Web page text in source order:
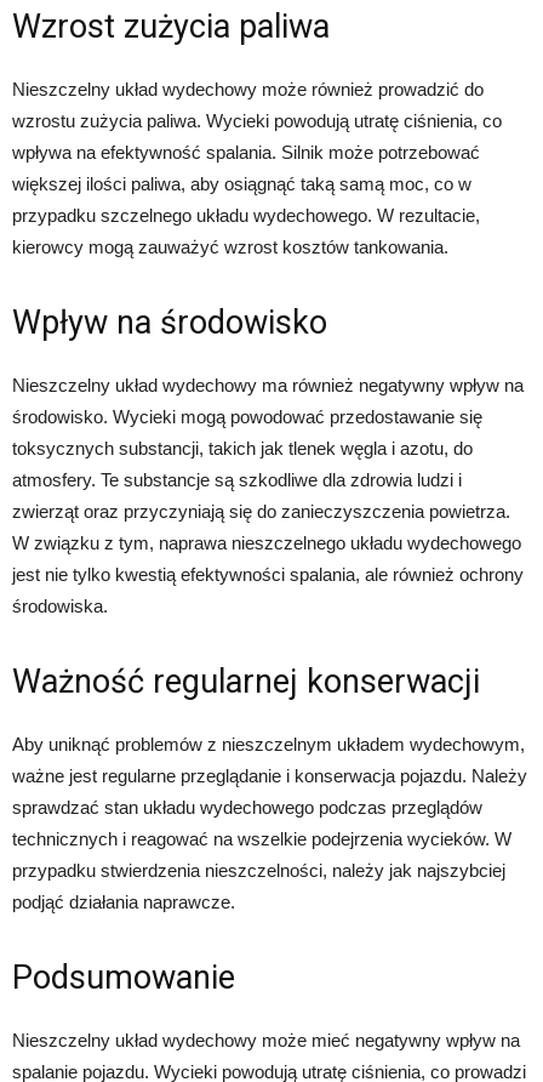
Wzrost zużycia paliwa
Nieszczelny układ wydechowy może również prowadzić do
wzrostu zużycia paliwa. Wycieki powodują utratę ciśnienia, co
wpływa na efektywność spalania. Silnik może potrzebować
większej ilości paliwa, aby osiągnąć taką samą moc, co w
przypadku szczelnego układu wydechowego. W rezultacie,
kierowcy mogą zauważyć wzrost kosztów tankowania.
Wpływ na środowisko
Nieszczelny układ wydechowy ma również negatywny wpływ na
środowisko. Wycieki mogą powodować przedostawanie się
toksycznych substancji, takich jak tlenek węgla i azotu, do
atmosfery. Te substancje są szkodliwe dla zdrowia ludzi i
zwierząt oraz przyczyniają się do zanieczyszczenia powietrza.
W związku z tym, naprawa nieszczelnego układu wydechowego
jest nie tylko kwestią efektywności spalania, ale również ochrony
środowiska.
Ważność regularnej konserwacji
Aby uniknąć problemów z nieszczelnym układem wydechowym,
ważne jest regularne przeglądanie i konserwacja pojazdu. Należy
sprawdzać stan układu wydechowego podczas przeglądów
technicznych i reagować na wszelkie podejrzenia wycieków. W
przypadku stwierdzenia nieszczelności, należy jak najszybciej
podjąć działania naprawcze.
Podsumowanie
Nieszczelny układ wydechowy może mieć negatywny wpływ na
spalanie pojazdu. Wycieki powodują utratę ciśnienia, co prowadzi